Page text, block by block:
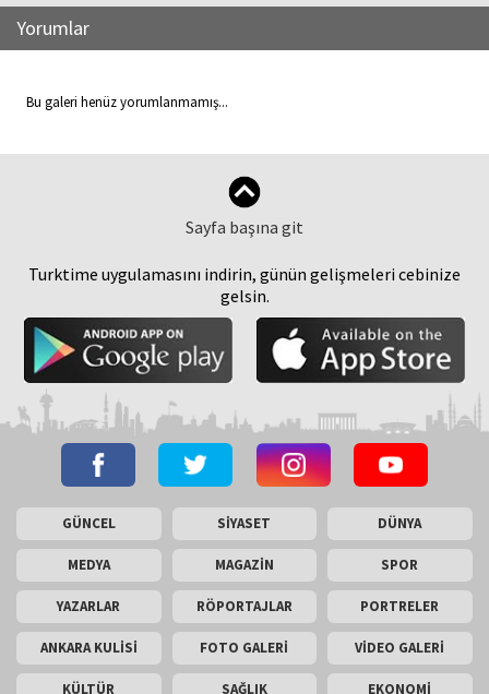
Yorumlar
Bu galeri henüz yorumlanmamış...
Sayfa başına git
Turktime uygulamasını indirin, günün gelişmeleri cebinize
gelsin.
GÜNCEL SİYASET DÜNYA
MEDYA MAGAZİN SPOR
YAZARLAR RÖPORTAJLAR PORTRELER
ANKARA KULİSİ FOTO GALERİ VİDEO GALERİ
KÜLTÜR SAĞLIK EKONOMİ